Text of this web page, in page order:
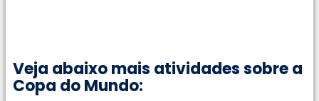
Veja abaixo mais atividades sobre a
Copa do Mundo: